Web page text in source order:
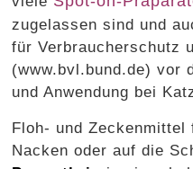
zugelassen sind und
für Verbraucherschutz
(www.bvl.bund.de) vor
und Anwendung bei
Floh- und Zeckenmittel
Nacken oder auf die